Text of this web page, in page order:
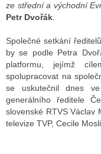
STRÁNKY RÁDIÍ
TISK
ze střední a východní
Petr Dvořák
Společné setkání
by se podle Petra
platformu, jejímž
spolupracovat na
se uskutečnil dnes
generálního ředitele
slovenské RTVS Václav
televize TVP, Cecile